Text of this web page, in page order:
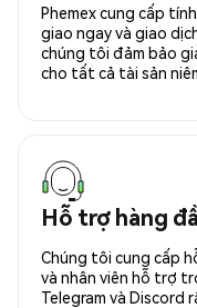
Phemex cung cấp
giao ngay và giao
chúng tôi đảm bảo
cho tất cả tài sản
Hỗ trợ hàng
Chúng tôi cung cấp
và nhân viên hỗ trợ
Telegram và Discord